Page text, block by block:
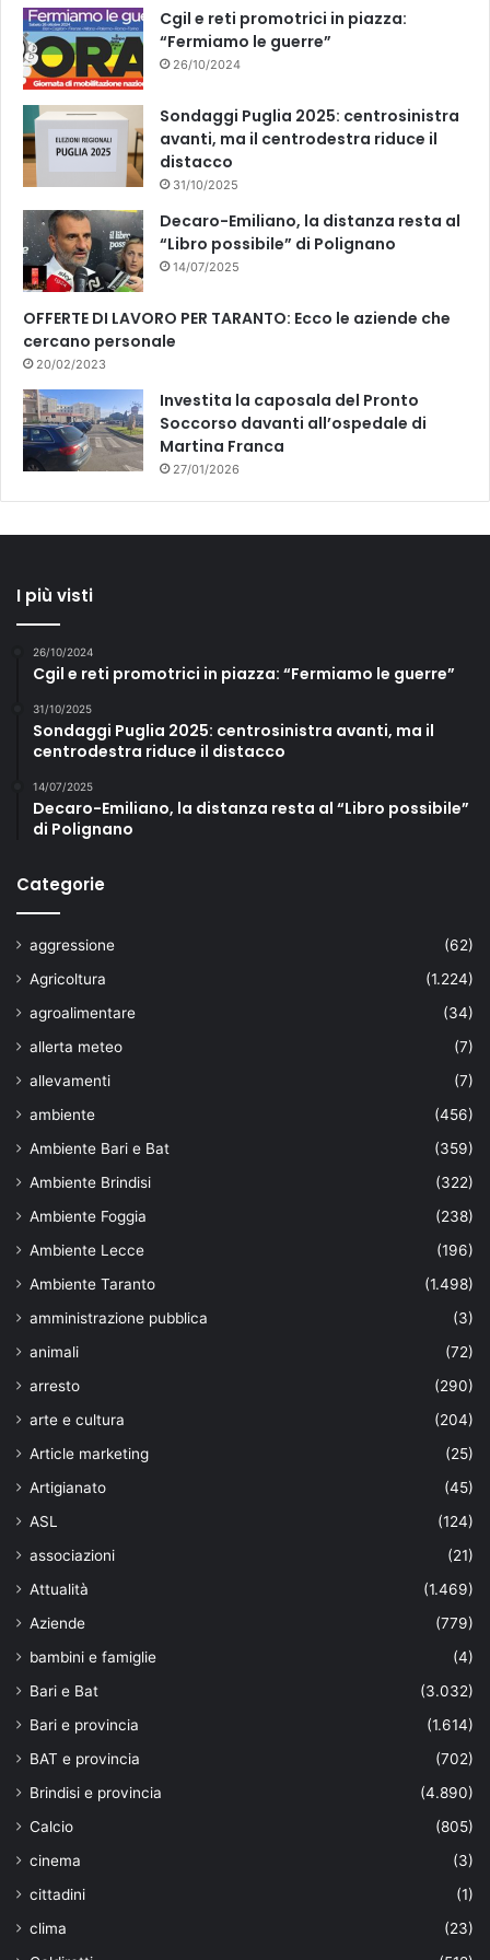
k
Cgil e reti promotrici in piazza:
“Fermiamo le guerre”
26/10/2024
Sondaggi Puglia 2025: centrosinistra
avanti, ma il centrodestra riduce il
distacco
31/10/2025
Decaro-Emiliano, la distanza resta al
“Libro possibile” di Polignano
14/07/2025
OFFERTE DI LAVORO PER TARANTO: Ecco le aziende che
cercano personale
20/02/2023
Investita la caposala del Pronto
Soccorso davanti all’ospedale di
Martina Franca
27/01/2026
I più visti
26/10/2024
Cgil e reti promotrici in piazza: “Fermiamo le guerre”
31/10/2025
Sondaggi Puglia 2025: centrosinistra avanti, ma il
centrodestra riduce il distacco
14/07/2025
Decaro-Emiliano, la distanza resta al “Libro possibile”
di Polignano
Categorie
aggressione
(62)
Agricoltura
(1.224)
agroalimentare
(34)
allerta meteo
(7)
allevamenti
(7)
ambiente
(456)
Ambiente Bari e Bat
(359)
Ambiente Brindisi
(322)
Ambiente Foggia
(238)
Ambiente Lecce
(196)
Ambiente Taranto
(1.498)
amministrazione pubblica
(3)
animali
(72)
arresto
(290)
arte e cultura
(204)
Article marketing
(25)
Artigianato
(45)
ASL
(124)
associazioni
(21)
Attualità
(1.469)
Aziende
(779)
bambini e famiglie
(4)
Bari e Bat
(3.032)
Bari e provincia
(1.614)
BAT e provincia
(702)
Brindisi e provincia
(4.890)
Calcio
(805)
cinema
(3)
cittadini
(1)
clima
(23)